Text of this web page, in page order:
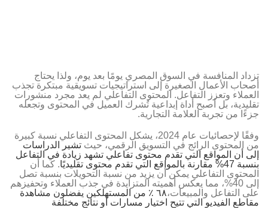
تزداد المنافسة في السوق المصري يومًا بعد يوم، ولذا يحتاج
أصحاب الأعمال الصغيرة إلى استراتيجيات تسويقية مبتكرة تجذب
العملاء وتعزز التفاعل. المحتوى التفاعلي لم يعد مجرد منشورات
تقليدية، بل أصبح أداة إبداعية تُشرك العميل في المحتوى وتجعله
جزءًا من تجربة العلامة التجارية.
وفقًا لإحصائيات عام 2024، يشكل المحتوى التفاعلي نسبة كبيرة
من المحتوى الرائج في التسويق الرقمي، حيث تشير الدراسات
إلى أن المواقع التي تقدم محتوى تفاعلي تشهد زيادة في التفاعل
بنسبة 47% مقارنة بالمواقع التي تقدم محتوى تقليديًا
. كما أن
المحتوى التفاعلي يمكن أن يزيد من نسبة التحويلات بنسبة تصل
إلى 40%، مما يعكس أهميته المتزايدة في جذب العملاء وتحفيزهم
على التفاعل والمبيعات،
٦٨ ٪ من المستهلكين يفضلون مشاهدة
مقاطع الفيديو التي تتيح اختيار مسارات أو نتائج مختلفة